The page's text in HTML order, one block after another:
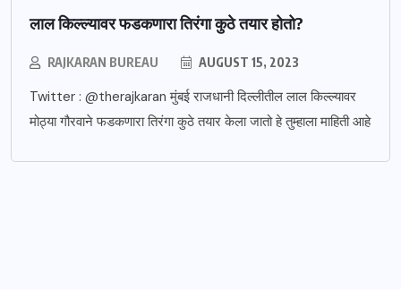
लाल किल्ल्यावर फडकणारा तिरंगा कुठे तयार होतो?
RAJKARAN BUREAU AUGUST 15, 2023
Twitter : @therajkaran मुंबई राजधानी दिल्लीतील लाल किल्ल्यावर
मोठ्या गौरवाने फडकणारा तिरंगा कुठे तयार केला जातो हे तुम्हाला माहिती आहे